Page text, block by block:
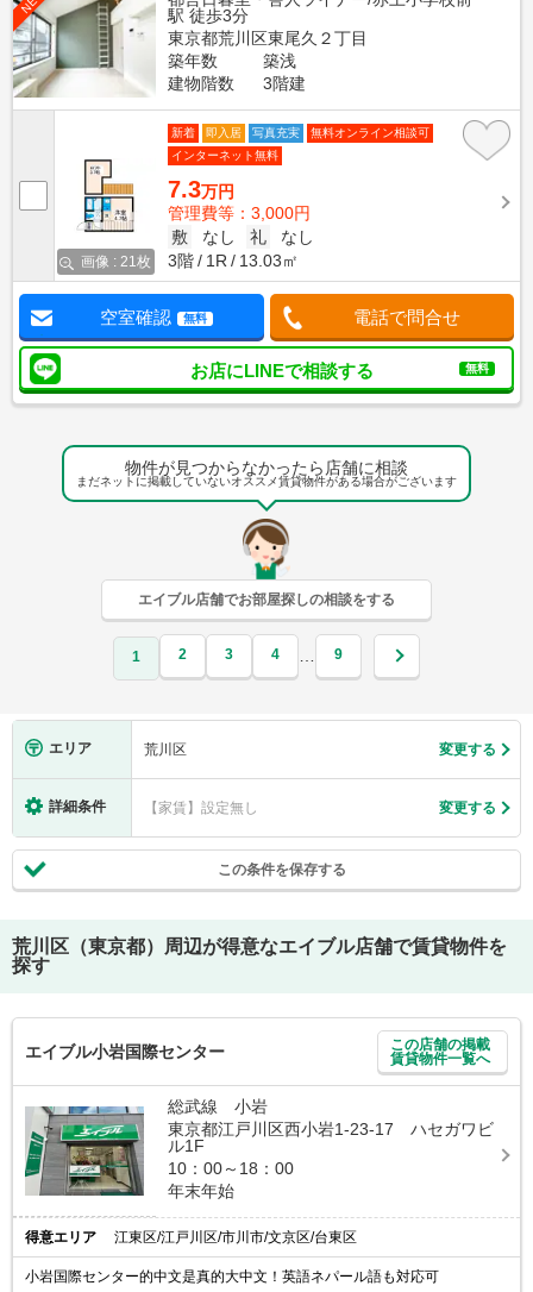
駅 徒歩3分
東京都荒川区東尾久２丁目
築年数
築浅
建物階数
3階建
画像 : 21枚
新着 即入居 写真充実
無料オンライン相談可
インターネット無料
7.3万円
管理費等：3,000円
敷
なし 礼
なし
3階
1R 13.03㎡
空室確認 無料 電話で問合せ
お店にLINEで相談する 無料
物件が見つからなかったら店舗に相談
まだネットに掲載していないオススメ賃貸物件がある場合がございます
エイブル店舗でお部屋探しの相談をする
1 2 3 4 … 9
エリア 荒川区 変更する
詳細条件 【家賃】設定無し 変更する
この条件を保存する
荒川区（東京都）
周辺が得意なエイブル店舗で賃貸物件を
探す
エイブル小岩国際センター
この店舗の掲載
賃貸物件一覧へ
総武線 小岩
東京都江戸川区西小岩1-23-17 ハセガワビ
ル1F
10：00～18：00
年末年始
得意エリア 江東区/江戸川区/市川市/文京区/台東区
小岩国際センター的中文是真的大中文！英語ネパール語も対応可